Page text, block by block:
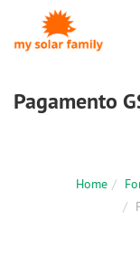
Salta al contenuto principale
Pagamento
Home